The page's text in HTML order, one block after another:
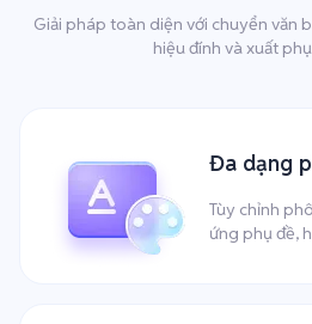
Giải pháp toàn diện với chuyển văn
hiệu đính và xuất
Đa dạng
Tùy chỉnh
ứng phụ đề,